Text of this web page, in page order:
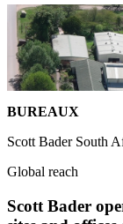
BUREAUX
Scott Bader South
Global reach
Scott Bader